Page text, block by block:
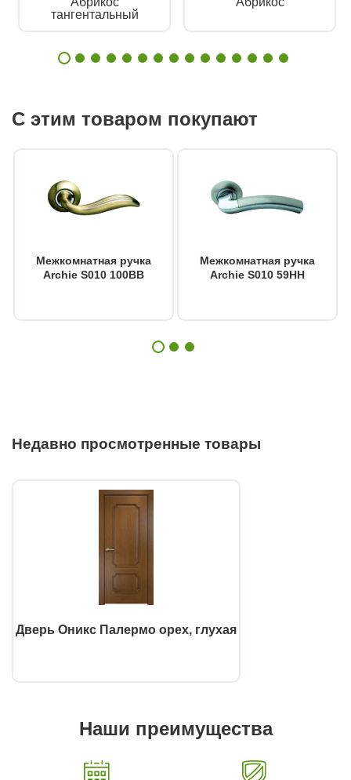
тангентальный
С этим товаром покупают
Межкомнатная ручка
Archie S010 100BB
Межкомнатная ручка
Archie S010 59HH
Недавно просмотренные товары
Дверь Оникс Палермо орех, глухая
Наши преимущества